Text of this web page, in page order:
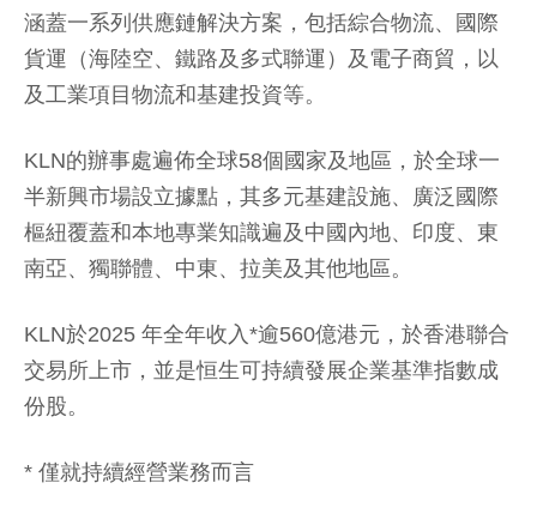
涵蓋一系列供應鏈解決方案，包括綜合物流、國際
貨運（海陸空、鐵路及多式聯運）及電子商貿，以
及工業項目物流和基建投資等。
KLN的辦事處遍佈全球58個國家及地區，於全球一
半新興市場設立據點，其多元基建設施、廣泛國際
樞紐覆蓋和本地專業知識遍及中國內地、印度、東
南亞、獨聯體、中東、拉美及其他地區。
KLN於2025 年全年收入*逾560億港元，於香港聯合
交易所上市，並是恒生可持續發展企業基準指數成
份股。
* 僅就持續經營業務而言